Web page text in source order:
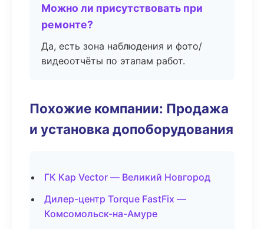
Можно ли присутствовать при
ремонте?
Да, есть зона наблюдения и фото/
видеоотчёты по этапам работ.
Похожие компании: Продажа
и установка допоборудования
ГК Кар Vector — Великий Новгород
Дилер-центр Torque FastFix —
Комсомольск-на-Амуре